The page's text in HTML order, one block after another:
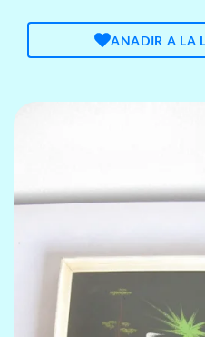
ANADIR A LA